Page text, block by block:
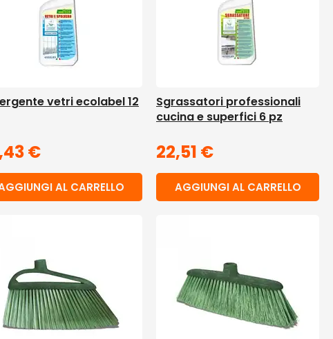
vetri ecolabel 12
€
AL CARRELLO
Sgrassatori professionali
cucina e superfici 6 pz
22,51 €
AGGIUNGI AL CARRELLO